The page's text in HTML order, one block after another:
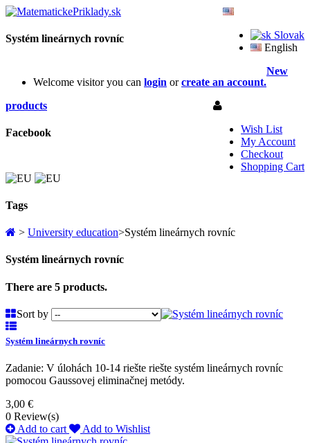
Slovak
English
Welcome visitor you can login orcreate an account.
Wish List
My Account
Checkout
Shopping Cart
Systém lineárnych rovníc
New
products
Facebook
Tags
> University education>Systém lineárnych rovníc
Systém lineárnych rovníc
There are 5 products.
Sort by
Systém lineárnych rovníc
Zadanie: V úlohách 10-14 riešte riešte systém lineárnych rovníc
pomocou Gaussovej eliminačnej metódy.
3,00 €
0 Review(s)
Add to cart
Add to Wishlist